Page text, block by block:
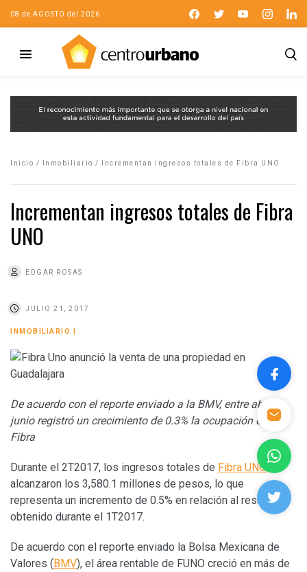
08 de AGOSTO del 2026
Inicio / Inmobiliario / Incrementan ingresos totales de Fibra UNO
Incrementan ingresos totales de Fibra
UNO
EDGAR ROSAS
JULIO 21, 2017
INMOBILIARIO
De acuerdo con el reporte enviado a la BMV, entre abril y
junio registró un crecimiento de 0.3% la ocupación de la
Fibra
Durante el 2T2017, los ingresos totales de Fibra UNO
alcanzaron los 3,580.1 millones de pesos, lo que
representa un incremento de 0.5% en relación al resultado
obtenido durante el 1T2017.
De acuerdo con el reporte enviado la Bolsa Mexicana de
Valores (BMV), el área rentable de FUNO creció en más de